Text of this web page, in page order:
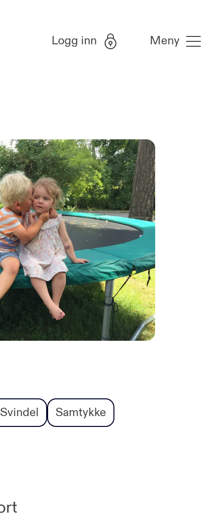
Logg inn Meny
Svindel Samtykke